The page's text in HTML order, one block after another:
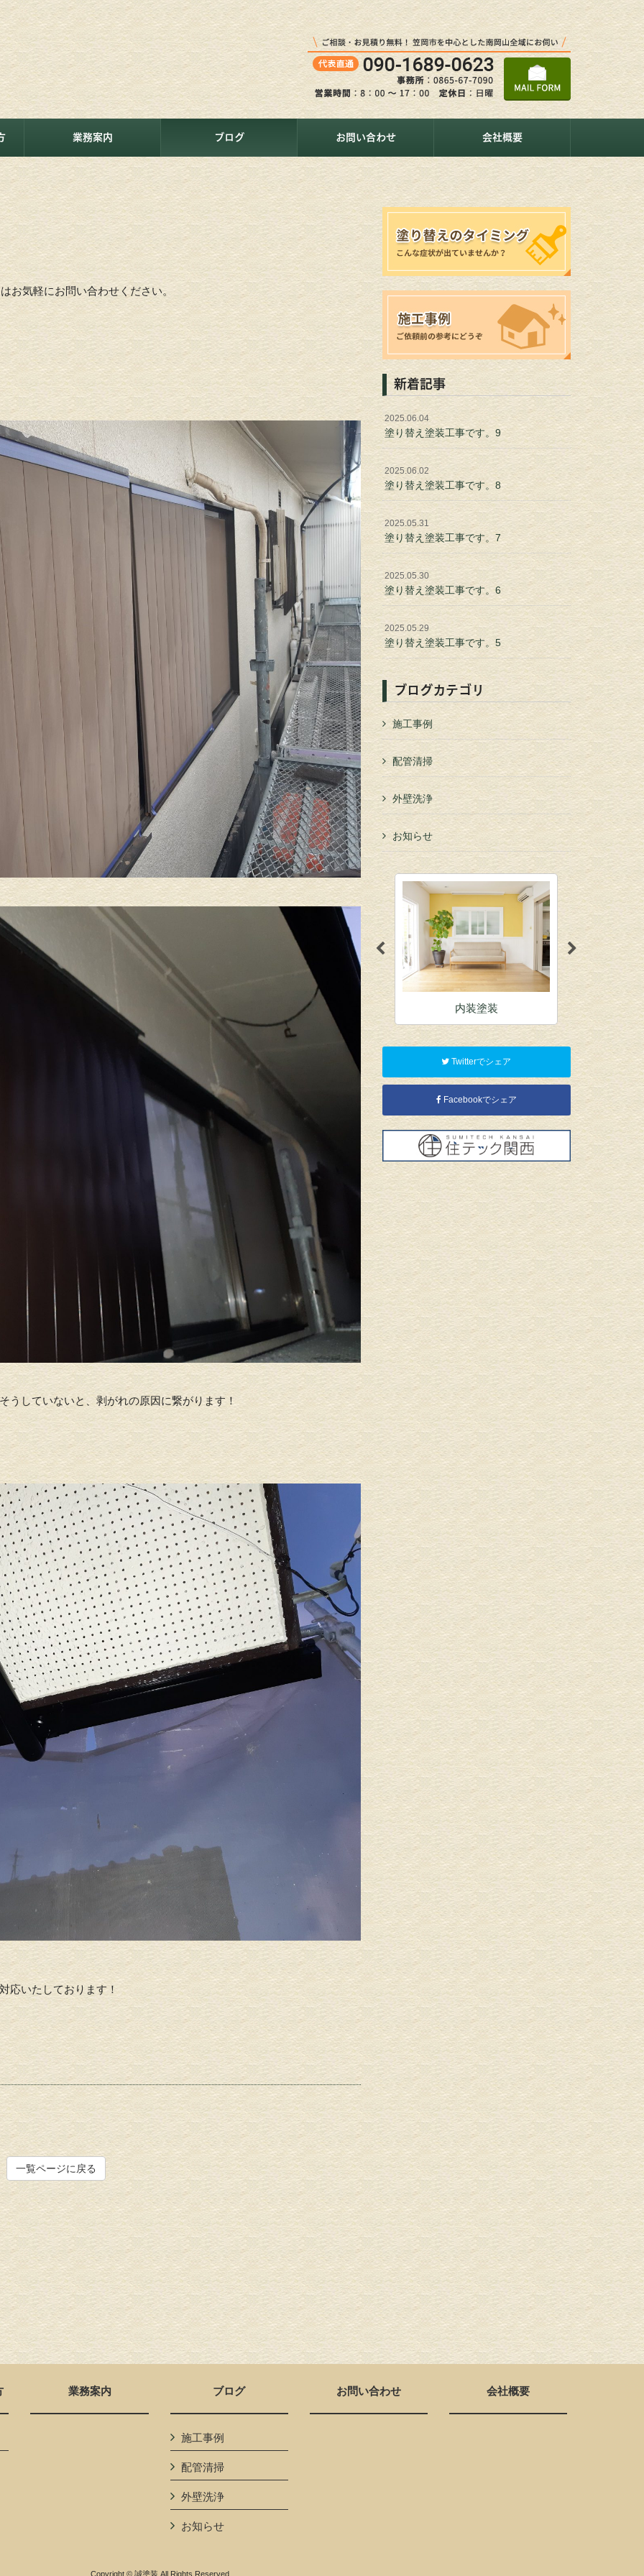
業務案内 ブログ お問い合わせ 会社概要
お気軽にお問い合わせください。
うしていないと、剥がれの原因に繋がります！
応いたしております！
一覧ページに戻る
新着記事
2025.06.04
塗り替え塗装工事です。9
2025.06.02
塗り替え塗装工事です。8
2025.05.31
塗り替え塗装工事です。7
2025.05.30
塗り替え塗装工事です。6
2025.05.29
塗り替え塗装工事です。5
ブログカテゴリ
施工事例
配管清掃
外壁洗浄
お知らせ
外壁塗装 屋根塗装 内装塗装 店
Twitterでシェア
Facebookでシェア
業務案内 ブログ
施工事例
配管清掃
外壁洗浄
お知らせ
お問い合わせ 会社概要
Copyright © 誠塗装 All Rights Reserved.